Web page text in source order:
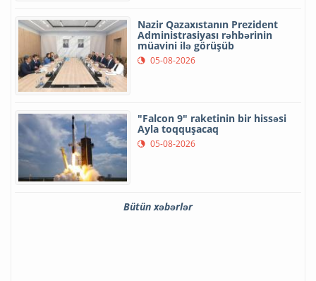
Nazir Qazaxıstanın Prezident
Administrasiyası rəhbərinin
müavini ilə görüşüb
05-08-2026
"Falcon 9" raketinin bir hissəsi
Ayla toqquşacaq
05-08-2026
Bütün xəbərlər